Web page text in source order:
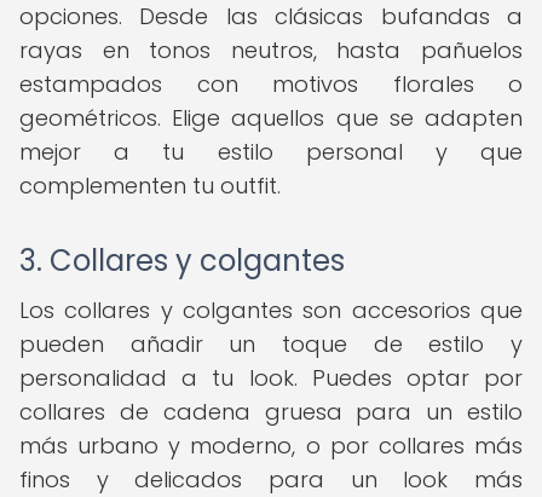
opciones. Desde las clásicas bufandas a
rayas en tonos neutros, hasta pañuelos
estampados con motivos florales o
geométricos. Elige aquellos que se adapten
mejor a tu estilo personal y que
complementen tu outfit.
3. Collares y colgantes
Los collares y colgantes son accesorios que
pueden añadir un toque de estilo y
personalidad a tu look. Puedes optar por
collares de cadena gruesa para un estilo
más urbano y moderno, o por collares más
finos y delicados para un look más